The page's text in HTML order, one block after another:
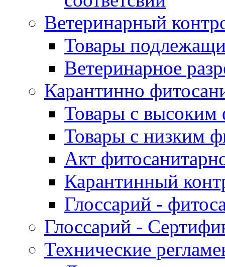
Ветеринарный
Товары
Ветеринарное
Карантинно
Товары с высоким
Товары с низким
Акт
Карантинный
Глоссарий -
Глоссарий -
Технические